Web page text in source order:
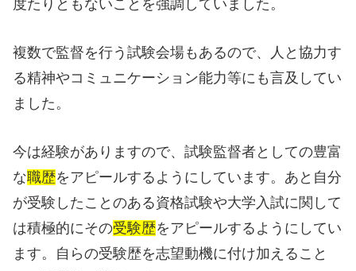
度たりともないことを強調していました。
複数で監督を行う試験会場もあるので、人と協力す
る精神やコミュニケーション能力等にも言及してい
ました。
今は経験がありますので、試験監督者としての豊富
な職歴をアピールするようにしています。あと自分
が受験したことのある資格試験や大学入試に関して
は積極的にその受験歴をアピールするようにしてい
ます。自らの受験歴を志望動機に付け加えること